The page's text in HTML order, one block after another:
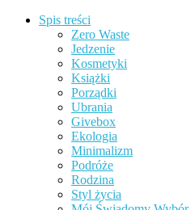
Spis treści
Zero Waste
Jedzenie
Kosmetyki
Książki
Porządki
Ubrania
Givebox
Ekologia
Minimalizm
Podróże
Rodzina
Styl życia